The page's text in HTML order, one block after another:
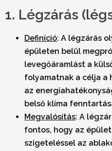
1. Légzárás
Definíció: A légzárás
épületen belül
levegőáramlást a
folyamatnak a célja a
az
belső klíma
Megvalósítás: A
fontos, hogy az
szigeteléssel az